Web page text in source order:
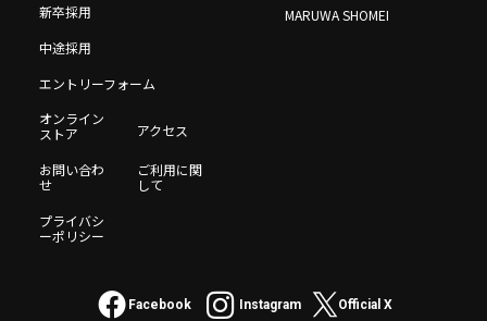
新卒採用
中途採用
エントリーフォーム
MARUWA SHOMEI
オンライン
ストア
アクセス
お問い合わ
せ
ご利用に関
して
プライバシ
ーポリシー
Facebook Instagram Official X